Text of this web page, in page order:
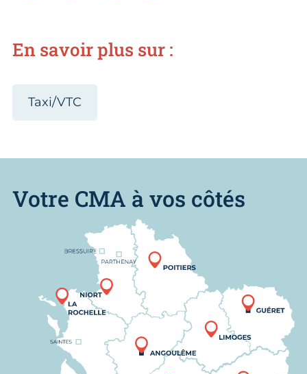
En savoir plus sur :
Taxi/VTC
Votre CMA à vos côtés